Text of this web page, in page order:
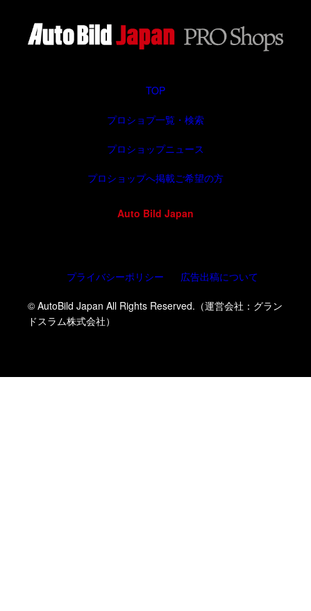
TOP
プロショプ一覧・検索
プロショップニュース
プロショップへ掲載ご希望の方
Auto Bild Japan
© AutoBild Japan All Rights Reserved.（運営会社：グラン
ドスラム株式会社）
プライバシーポリシー 広告出稿について